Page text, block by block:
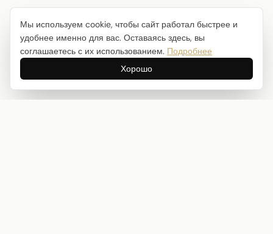
Мы используем cookie, чтобы сайт работал быстрее и
удобнее именно для вас. Оставаясь здесь, вы
соглашаетесь с их использованием. Подробнее
Хорошо